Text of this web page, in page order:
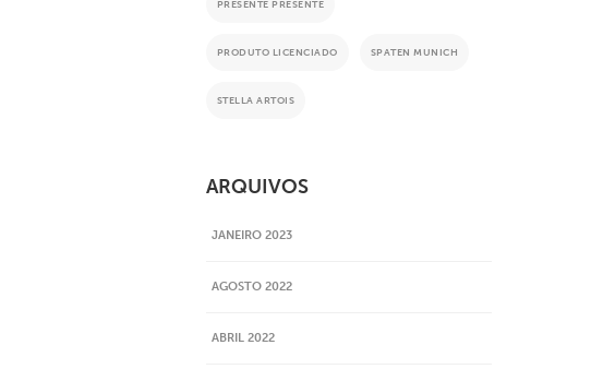
PRESENTE PRESENTE
PRODUTO LICENCIADO SPATEN MUNICH
STELLA ARTOIS
ARQUIVOS
JANEIRO 2023
AGOSTO 2022
ABRIL 2022